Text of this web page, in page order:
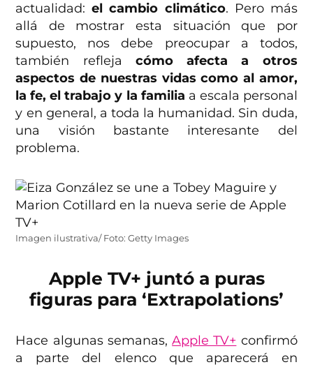
actualidad:el cambio climático. Pero más
allá de mostrar esta situación que por
supuesto, nos debe preocupar a todos,
también refleja cómo afecta a otros
aspectos de nuestras vidas como al amor,
la fe, el trabajo y la familia a escala personal
y en general, a toda la humanidad. Sin duda,
una visión bastante interesante del
problema.
Imagen ilustrativa/ Foto: Getty Images
Apple TV+ juntó a puras
figuras para ‘Extrapolations’
Hace algunas semanas,Apple TV+ confirmó
a parte del elenco que aparecerá en